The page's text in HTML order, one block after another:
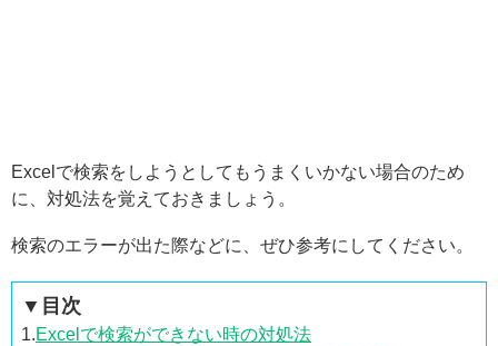
Excelで検索をしようとしてもうまくいかない場合のため
に、対処法を覚えておきましょう。
検索のエラーが出た際などに、ぜひ参考にしてください。
▼目次
1.Excelで検索ができない時の対処法